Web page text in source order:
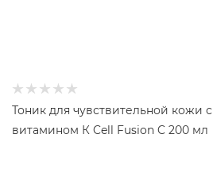
Тоник для чувствительной кожи с
витамином К Cell Fusion C 200 мл